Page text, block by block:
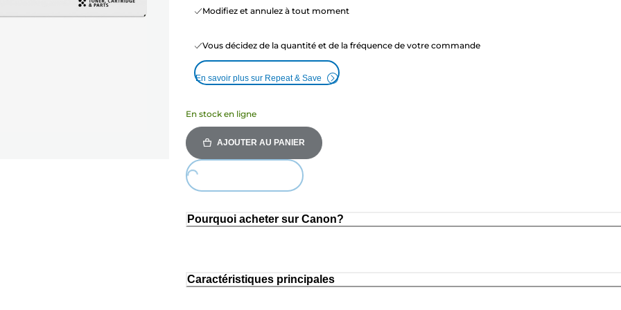
Modifiez et annulez à tout moment
Vous décidez de la quantité et de la fréquence de votre commande
En savoir plus sur Repeat & Save
En stock en ligne
AJOUTER AU PANIER
Loading...
Pourquoi acheter sur Canon?
Caractéristiques principales